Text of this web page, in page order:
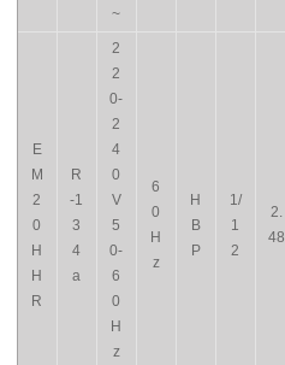
~
E
M
2
0
H
H
R
R
-1
3
4
a
2
2
0-
2
4
0
V
5
0-
6
0
H
z
6
0
H
z
H
B
P
1/
1
2
2.
48